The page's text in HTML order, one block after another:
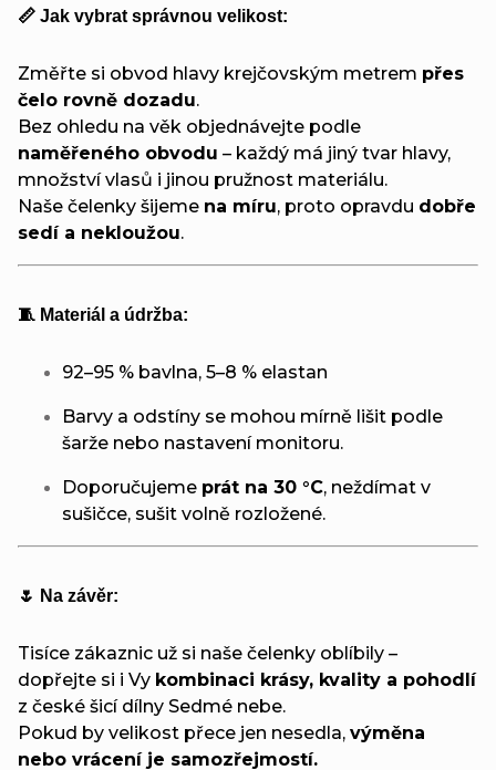
📏 Jak vybrat správnou velikost:
Změřte si obvod hlavy krejčovským metrem přes
čelo rovně dozadu.
Bez ohledu na věk objednávejte podle
naměřeného obvodu – každý má jiný tvar hlavy,
množství vlasů i jinou pružnost materiálu.
Naše čelenky šijeme na míru, proto opravdu dobře
sedí a nekloužou.
🧵 Materiál a údržba:
92–95 % bavlna, 5–8 % elastan
Barvy a odstíny se mohou mírně lišit podle
šarže nebo nastavení monitoru.
Doporučujeme prát na 30 °C, neždímat v
sušičce, sušit volně rozložené.
🌷 Na závěr:
Tisíce zákaznic už si naše čelenky oblíbily –
dopřejte si i Vy kombinaci krásy, kvality a pohodlí
z české šicí dílny Sedmé nebe.
Pokud by velikost přece jen nesedla, výměna
nebo vrácení je samozřejmostí.